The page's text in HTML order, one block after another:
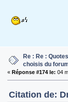
Re : Re :
choisis du
« Réponse #174 le: 04
Citation de: